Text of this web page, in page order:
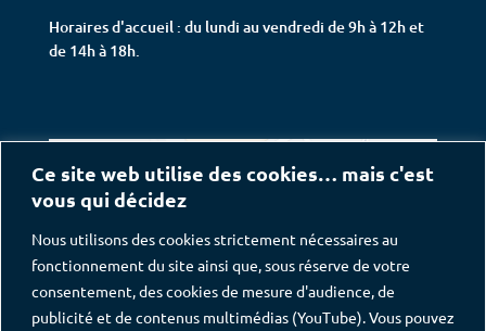
Ce site web utilise des cookies… mais c'est
vous qui décidez
Nous utilisons des cookies strictement nécessaires au
fonctionnement du site ainsi que, sous réserve de votre
consentement, des cookies de mesure d'audience, de
publicité et de contenus multimédias (YouTube). Vous pouvez
Horaires d'accueil : du lundi au vendredi de 9h à 12h et
de 14h à 18h.